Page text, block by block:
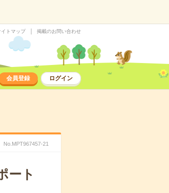
イトマップ 掲載のお問い合わせ
会員登録 ログイン
No.MPT967457-21
ート